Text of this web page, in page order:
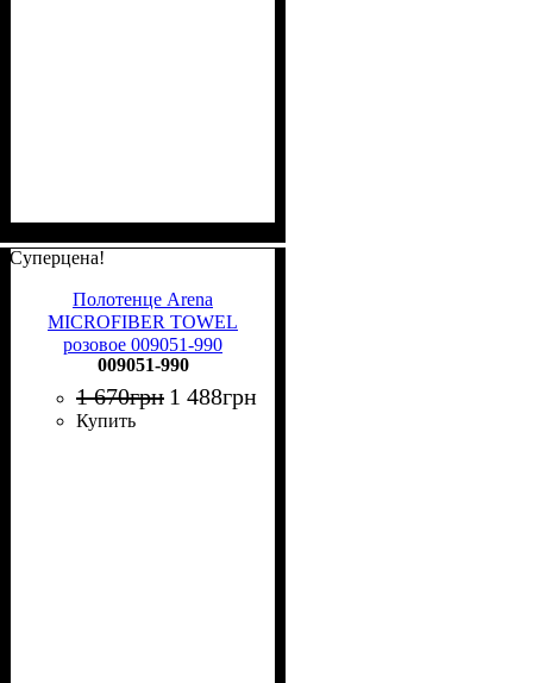
Суперцена!
Полотенце Arena
MICROFIBER TOWEL
розовое 009051-990
009051-990
1 670грн 1 488грн
Купить